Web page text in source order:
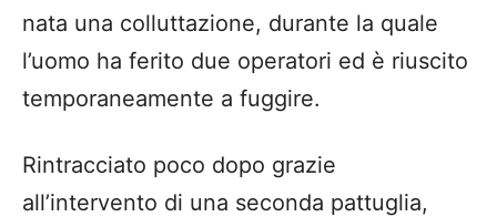
nata una colluttazione, durante la quale
l’uomo ha ferito due operatori ed è riuscito
temporaneamente a fuggire.
Rintracciato poco dopo grazie
all’intervento di una seconda pattuglia,